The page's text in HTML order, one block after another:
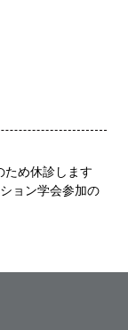
ため休診します
ョン学会参加の